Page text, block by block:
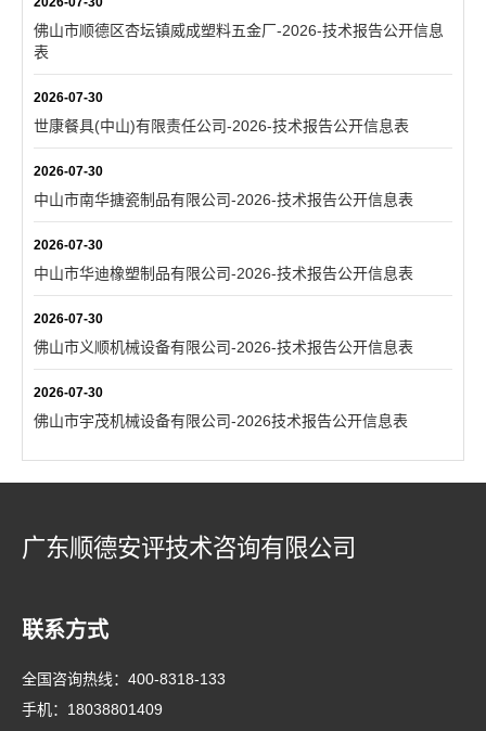
佛山市顺德区杏坛镇威成塑料五金厂-2026-技术报告公开信息
表
2026-07-30
世康餐具(中山)有限责任公司-2026-技术报告公开信息表
2026-07-30
中山市南华搪瓷制品有限公司-2026-技术报告公开信息表
2026-07-30
中山市华迪橡塑制品有限公司-2026-技术报告公开信息表
2026-07-30
佛山市义顺机械设备有限公司-2026-技术报告公开信息表
2026-07-30
佛山市宇茂机械设备有限公司-2026技术报告公开信息表
广东顺德安评技术咨询有限公司
联系方式
全国咨询热线： 400-8318-133
手机： 18038801409